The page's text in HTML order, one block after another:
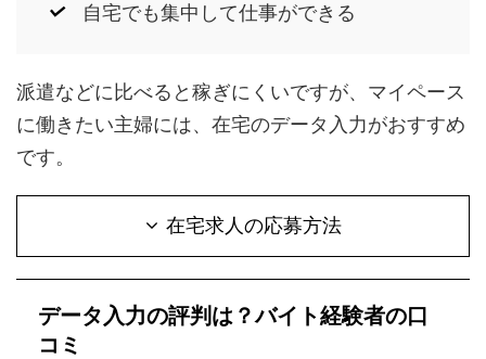
自宅でも集中して仕事ができる
派遣などに比べると稼ぎにくいですが、マイペース
に働きたい主婦には、在宅のデータ入力がおすすめ
です。
在宅求人の応募方法
データ入力の評判は？バイト経験者の口
コミ